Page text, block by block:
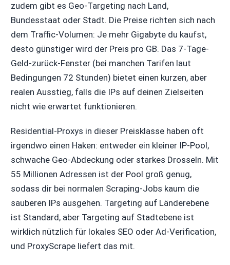
zudem gibt es Geo-Targeting nach Land,
Bundesstaat oder Stadt. Die Preise richten sich nach
dem Traffic-Volumen: Je mehr Gigabyte du kaufst,
desto günstiger wird der Preis pro GB. Das 7-Tage-
Geld-zurück-Fenster (bei manchen Tarifen laut
Bedingungen 72 Stunden) bietet einen kurzen, aber
realen Ausstieg, falls die IPs auf deinen Zielseiten
nicht wie erwartet funktionieren.
Residential-Proxys in dieser Preisklasse haben oft
irgendwo einen Haken: entweder ein kleiner IP-Pool,
schwache Geo-Abdeckung oder starkes Drosseln. Mit
55 Millionen Adressen ist der Pool groß genug,
sodass dir bei normalen Scraping-Jobs kaum die
sauberen IPs ausgehen. Targeting auf Länderebene
ist Standard, aber Targeting auf Stadtebene ist
wirklich nützlich für lokales SEO oder Ad-Verification,
und ProxyScrape liefert das mit.